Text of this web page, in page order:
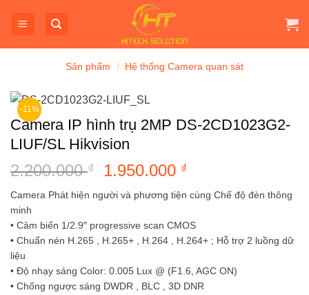
qua
Sản phẩm / Hệ thống Camera quan sát
-11%
Camera IP hình trụ 2MP DS-2CD1023G2-
LIUF/SL Hikvision
2.200.000₫
Giá
gốc
là:
2.200.000 ₫.
1.950.000 ₫
hiện
tại
là:
1.950.000 ₫.
Camera Phát hiện người và phương tiện cùng Chế độ đèn thông
minh
• Cảm biến 1/2.9″ progressive scan CMOS
• Chuẩn nén H.265 , H.265+ , H.264 , H.264+ ; Hỗ trợ 2 luồng dữ
liệu
• Độ nhạy sáng Color: 0.005 Lux @ (F1.6, AGC ON)
• Chống ngược sáng DWDR , BLC , 3D DNR